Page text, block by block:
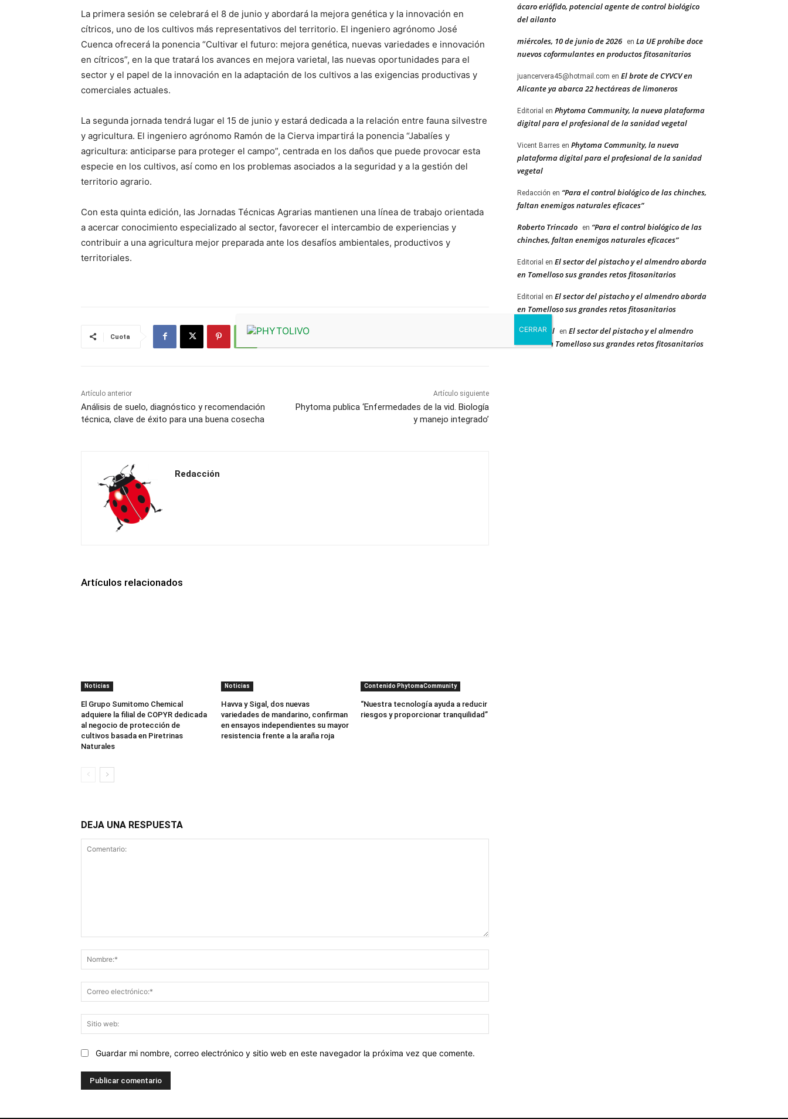
La primera sesión se celebrará el 8 de junio y abordará la mejora genética y la innovación en
cítricos, uno de los cultivos más representativos del territorio. El ingeniero agrónomo José
Cuenca ofrecerá la ponencia “Cultivar el futuro: mejora genética, nuevas variedades e innovación
en cítricos”, en la que tratará los avances en mejora varietal, las nuevas oportunidades para el
sector y el papel de la innovación en la adaptación de los cultivos a las exigencias productivas y
comerciales actuales.
La segunda jornada tendrá lugar el 15 de junio y estará dedicada a la relación entre fauna silvestre
y agricultura. El ingeniero agrónomo Ramón de la Cierva impartirá la ponencia “Jabalíes y
agricultura: anticiparse para proteger el campo”, centrada en los daños que puede provocar esta
especie en los cultivos, así como en los problemas asociados a la seguridad y a la gestión del
territorio agrario.
Con esta quinta edición, las Jornadas Técnicas Agrarias mantienen una línea de trabajo orientada
a acercar conocimiento especializado al sector, favorecer el intercambio de experiencias y
contribuir a una agricultura mejor preparada ante los desafíos ambientales, productivos y
territoriales.
Cuota
Artículo anterior
Análisis de suelo, diagnóstico y recomendación
técnica, clave de éxito para una buena cosecha
Artículo siguiente
Phytoma publica ‘Enfermedades de la vid. Biología
y manejo integrado’
Redacción
Artículos relacionados
Noticias
El Grupo Sumitomo Chemical
adquiere la filial de COPYR dedicada
al negocio de protección de
cultivos basada en Piretrinas
Naturales
Noticias
Havva y Sigal, dos nuevas
variedades de mandarino, confirman
en ensayos independientes su mayor
resistencia frente a la araña roja
Contenido PhytomaCommunity
“Nuestra tecnología ayuda a reducir
riesgos y proporcionar tranquilidad”
DEJA UNA RESPUESTA
electrónico:*
web:
Guardar mi nombre, correo electrónico y sitio web en este navegador la próxima vez que comente.
ácaro eriófido, potencial agente de control biológico
del ailanto
miércoles, 10 de junio de 2026 en La UE prohíbe doce
nuevos coformulantes en productos fitosanitarios
juancervera45@hotmail.com en El brote de CYVCV en
Alicante ya abarca 22 hectáreas de limoneros
Editorial en Phytoma Community, la nueva plataforma
digital para el profesional de la sanidad vegetal
Vicent Barres en Phytoma Community, la nueva
plataforma digital para el profesional de la sanidad
vegetal
Redacción en “Para el control biológico de las chinches,
faltan enemigos naturales eficaces”
Roberto Trincado en “Para el control biológico de las
chinches, faltan enemigos naturales eficaces”
Editorial en El sector del pistacho y el almendro aborda
en Tomelloso sus grandes retos fitosanitarios
Editorial en El sector del pistacho y el almendro aborda
en Tomelloso sus grandes retos fitosanitarios
Ejay Dehal en El sector del pistacho y el almendro
aborda en Tomelloso sus grandes retos fitosanitarios